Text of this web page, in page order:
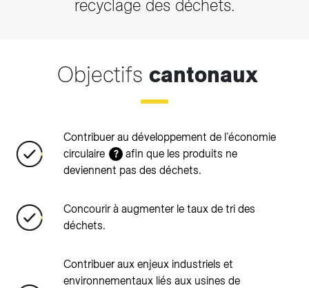
recyclage des déchets.
Objectifs cantonaux
Contribuer au développement de l’économie
circulaire
?
afin que les produits ne
deviennent pas des déchets.
Concourir à augmenter le taux de tri des
déchets.
Contribuer aux enjeux industriels et
environnementaux liés aux usines de